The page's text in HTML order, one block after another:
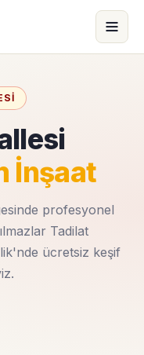
İnşaat
profesyonel
Tadilat
ücretsiz keşif